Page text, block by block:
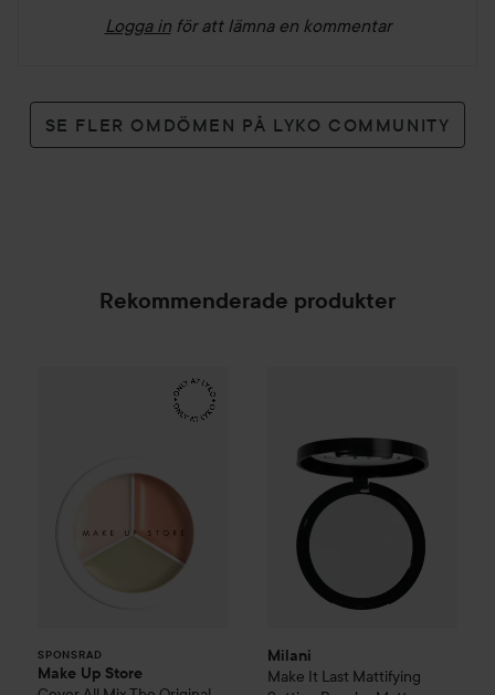
Logga in för att lämna en kommentar
SE FLER OMDÖMEN PÅ LYKO COMMUNITY
Rekommenderade produkter
SPONSRAD
Make Up Store
Make Up Store
Milani
Make It Last Mattifying